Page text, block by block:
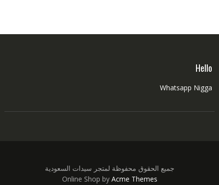
Hello
Whatsapp Nigga
جميع الحقوق محفوظة لمتجر سيدات السعودية
Online Shop by Acme Themes